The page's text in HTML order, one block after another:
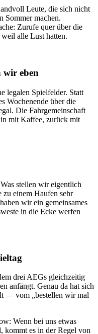
Leute, die sich nicht
Sommer machen.
Zurufe quer über die
alle Lust hatten.
wir eben
legalen Spielfelder. Statt
Wochenende über die
Die Fahrgemeinschaft
mit Kaffee, zurück mit
stellen wir eigentlich
einem Haufen sehr
wir ein gemeinsames
in die Ecke werfen
drei AEGs gleichzeitig
anfängt. Genau da hat sich
— vom „bestellen wir mal
Wenn bei uns etwas
kommt es in der Regel von